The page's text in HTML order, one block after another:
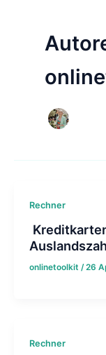
Rechner
onlinetoolkit /26
Rechner